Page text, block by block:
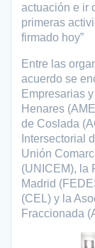
actuación e ir
primeras
firmado hoy”
Entre las
acuerdo se
Empresarias
Henares
de Coslada
Intersectorial
Unión
(UNICEM), la
Madrid
(CEL) y la
Fraccionada